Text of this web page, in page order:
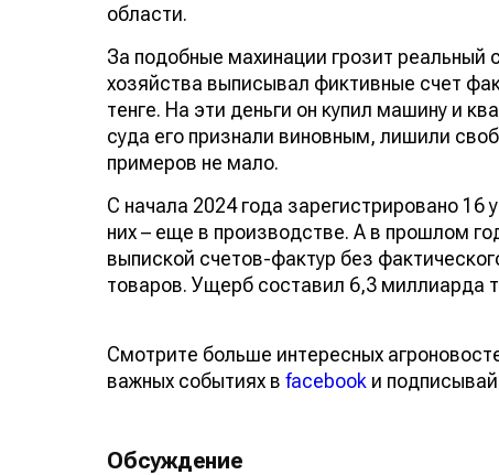
области.
За подобные махинации грозит реальный
хозяйства выписывал фиктивные счет
тенге. На эти деньги он купил машину и
суда его признали виновным, лишили
примеров не мало.
С начала 2024 года зарегистрировано 16
них – еще в производстве. А в прошлом
выпиской счетов-фактур без
товаров. Ущерб составил 6,3 миллиарда
Смотрите больше интересных
важных событиях в facebook и
Обсуждение